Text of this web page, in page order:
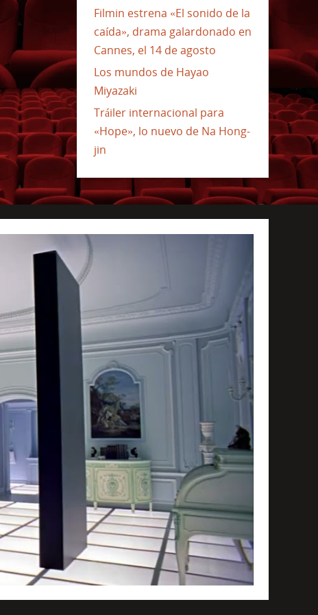
Filmin estrena «El sonido de la
caída», drama galardonado en
Cannes, el 14 de agosto
Los mundos de Hayao
Miyazaki
Tráiler internacional para
«Hope», lo nuevo de Na Hong-
jin